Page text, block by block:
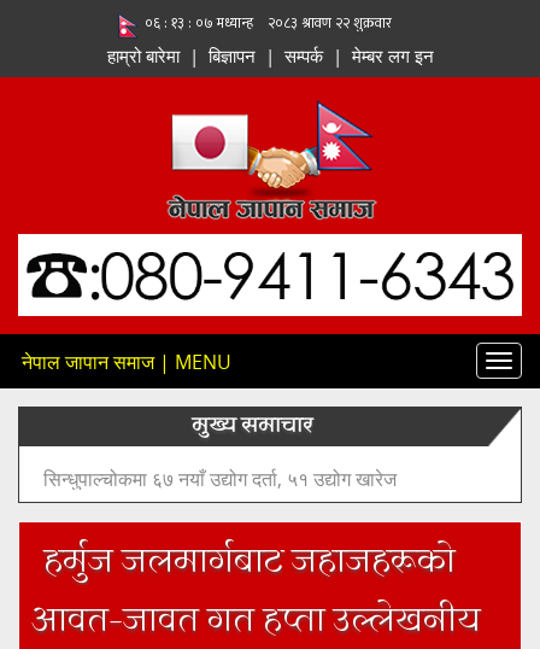
हाम्रो बारेमा | बिज्ञापन | सम्पर्क | मेम्बर लग इन
नेपाल जापान समाज | MENU
मुख्य समाचार
१२८ मेगावाट क्षमताको तमोर–मेवा जलविद्युत् आयोजनाको सुरुङ
निर्माण कार्य औपचारिक रूपमा सुरु
हर्मुज जलमार्गबाट जहाजहरूको
आवत–जावत गत हप्ता उल्लेखनीय